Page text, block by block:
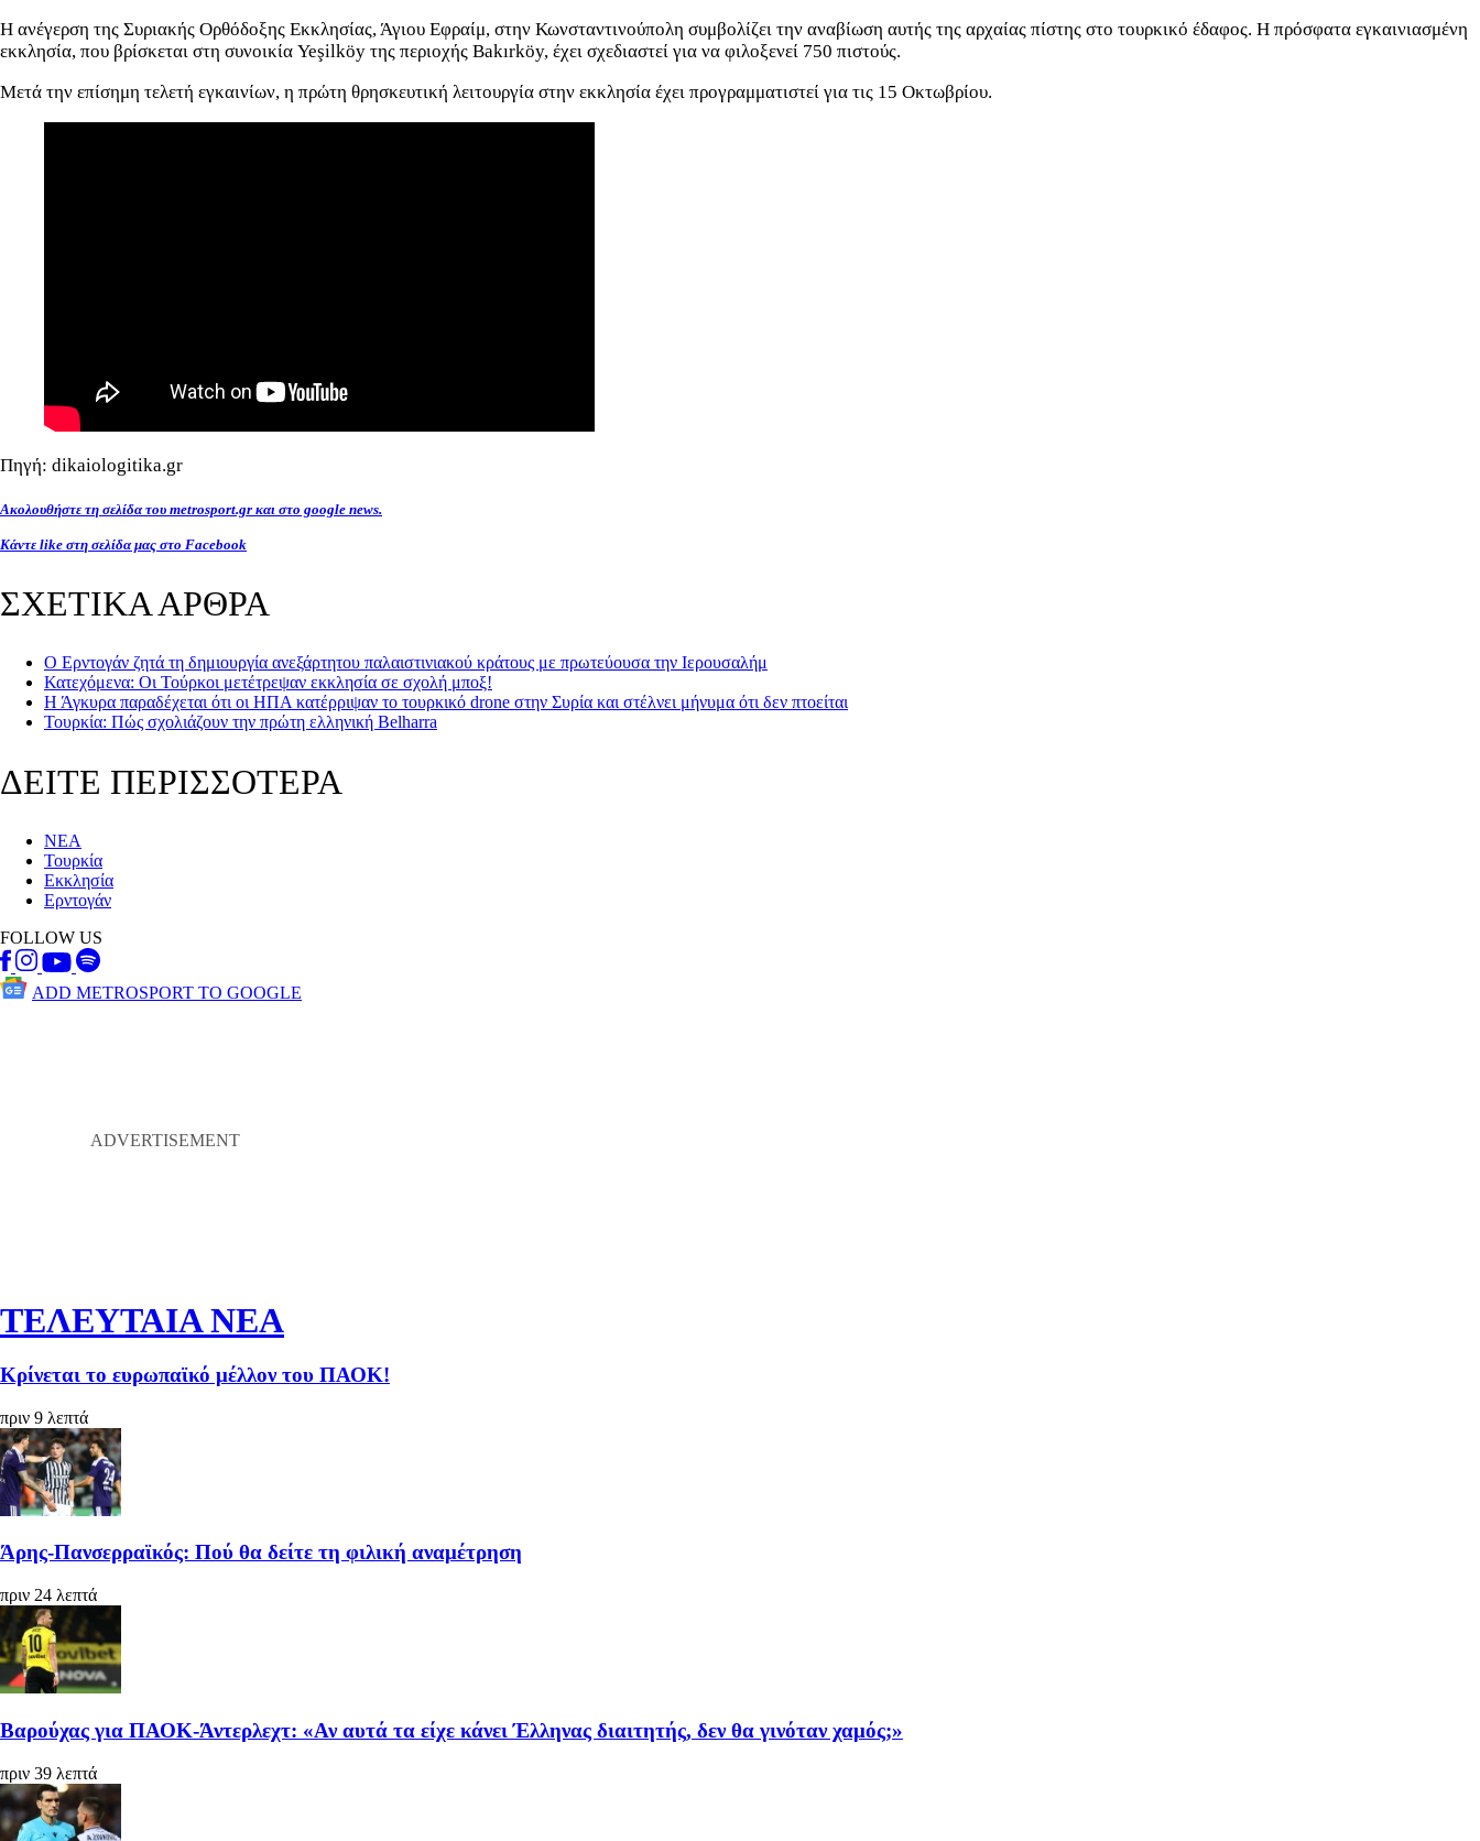
Η ανέγερση της Συριακής Ορθόδοξης Εκκλησίας, Άγιου Εφραίμ, στην Κωνσταντινούπολη συμβολίζει την αναβίωση αυτής της αρχαίας πίστης στο τουρκικό έδαφος. Η πρόσφατα εγκαινιασμένη
εκκλησία, που βρίσκεται στη συνοικία Yeşilköy της περιοχής Bakırköy, έχει σχεδιαστεί για να φιλοξενεί 750 πιστούς.
Μετά την επίσημη τελετή εγκαινίων, η πρώτη θρησκευτική λειτουργία στην εκκλησία έχει προγραμματιστεί για τις 15 Οκτωβρίου.
Πηγή: dikaiologitika.gr
Ακολουθήστε τη σελίδα του metrosport.gr και στο google news.
Κάντε like στη σελίδα μας στο Facebook
ΣΧΕΤΙΚΑ ΑΡΘΡΑ
Ο Ερντογάν ζητά τη δημιουργία ανεξάρτητου παλαιστινιακού κράτους με πρωτεύουσα την Ιερουσαλήμ
Κατεχόμενα: Οι Τούρκοι μετέτρεψαν εκκλησία σε σχολή μποξ!
Η Άγκυρα παραδέχεται ότι οι ΗΠΑ κατέρριψαν το τουρκικό drone στην Συρία και στέλνει μήνυμα ότι δεν πτοείται
Τουρκία: Πώς σχολιάζουν την πρώτη ελληνική Belharra
ΔΕΙΤΕ ΠΕΡΙΣΣΟΤΕΡΑ
ΝΕΑ
Τουρκία
Εκκλησία
Ερντογάν
FOLLOW US
ADD METROSPORT TO GOOGLE
ΤΕΛΕΥΤΑΙΑ ΝΕΑ
Κρίνεται το ευρωπαϊκό μέλλον του ΠΑΟΚ!
πριν 9 λεπτά
Άρης-Πανσερραϊκός: Πού θα δείτε τη φιλική αναμέτρηση
πριν 24 λεπτά
Βαρούχας για ΠΑΟΚ-Άντερλεχτ: «Αν αυτά τα είχε κάνει Έλληνας διαιτητής, δεν θα γινόταν χαμός;»
πριν 39 λεπτά